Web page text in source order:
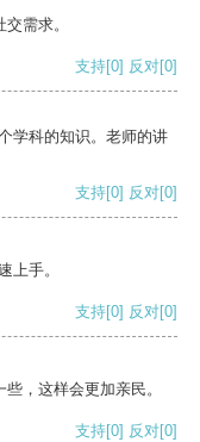
需求。
支持[0] 反对[0]
学科的知识。老师的讲
支持[0] 反对[0]
上手。
支持[0] 反对[0]
，这样会更加亲民。
支持[0] 反对[0]